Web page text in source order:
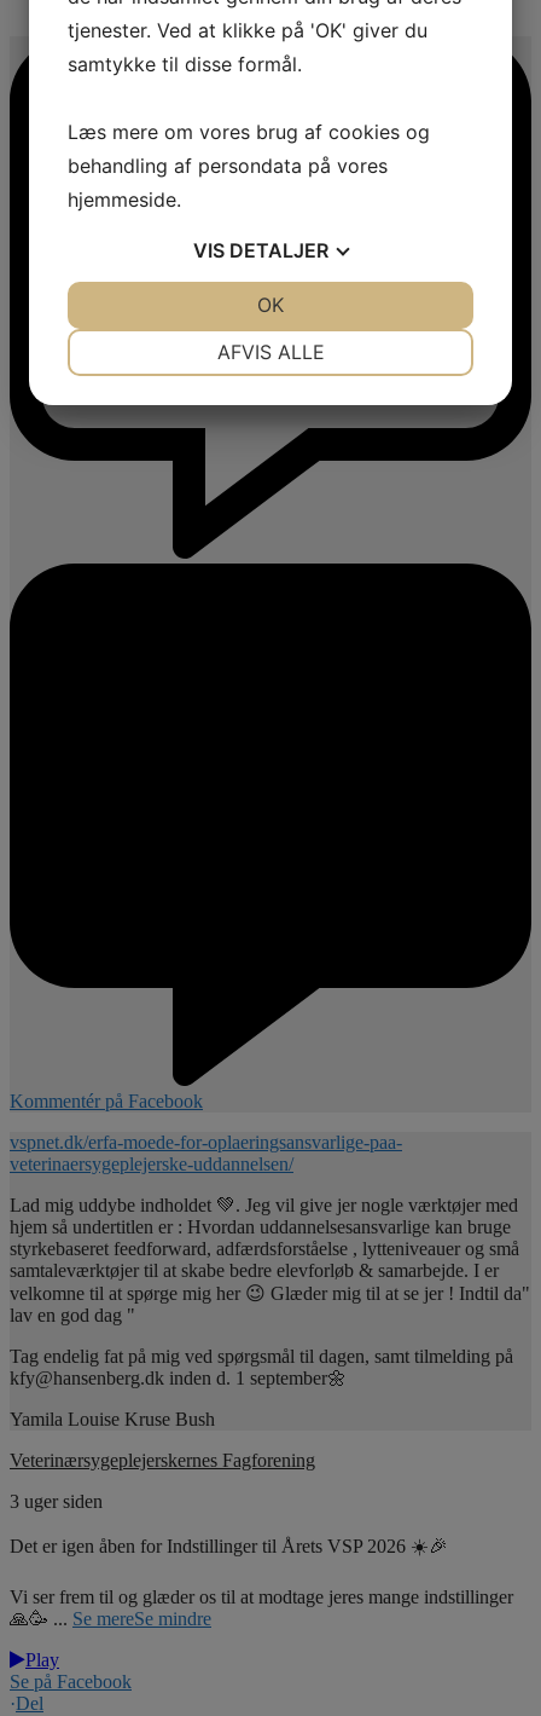
Kommentér på Facebook
vspnet.dk/erfa-moede-for-oplaeringsansvarlige-paa-
veterinaersygeplejerske-uddannelsen/
Lad mig uddybe indholdet 💚. Jeg vil give jer nogle værktøjer med
hjem så undertitlen er : Hvordan uddannelsesansvarlige kan bruge
styrkebaseret feedforward, adfærdsforståelse , lytteniveauer og små
samtaleværktøjer til at skabe bedre elevforløb & samarbejde. I er
velkomne til at spørge mig her 😉 Glæder mig til at se jer ! Indtil da"
lav en god dag "
Tag endelig fat på mig ved spørgsmål til dagen, samt tilmelding på
kfy@hansenberg.dk inden d. 1 september🌼
Yamila Louise Kruse Bush
Veterinærsygeplejerskernes Fagforening
3 uger siden
Det er igen åben for Indstillinger til Årets VSP 2026 ☀️🎉
Vi ser frem til og glæder os til at modtage jeres mange indstillinger
🙏🥳 ... Se mereSe mindre
Play
Se på Facebook
·Del
tjenester. Ved at klikke på 'OK' giver du
samtykke til disse formål.
Læs mere om vores brug af cookies og
behandling af persondata på vores
hjemmeside.
VIS DETALJER
MARKETING STATISTIK
AFVIS ALLE
OK